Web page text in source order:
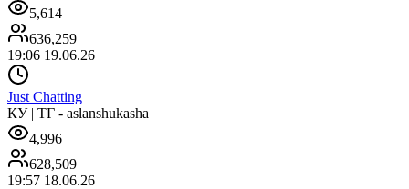
5,614
636,259
19:06 19.06.26
Just Chatting
КУ | ТГ - aslanshukasha
4,996
628,509
19:57 18.06.26